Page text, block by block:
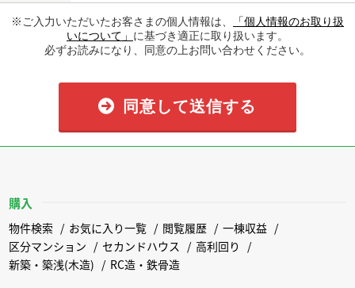
※ご入力いただいたお客さまの個人情報は、
「個人情報のお取り扱
いについて」 に基づき適正に取り扱います。
必ずお読みになり、同意の上お問い合わせください。
同意して送信する
購入
物件検索 お気に入り一覧 閲覧履歴
一棟収益
区分マンション
セカンドハウス
高利回り
新築・築浅(木造)
RC造・鉄骨造